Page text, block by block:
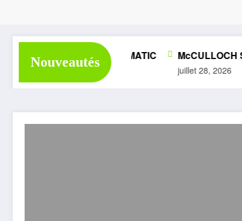
Nouveautés
SUPER 1050 AUTOMATIC
28, 2026
McCULLOCH
juillet 28, 2026